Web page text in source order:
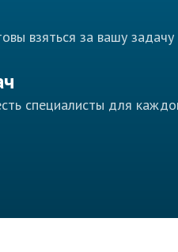
взяться за вашу задачу
специалисты для